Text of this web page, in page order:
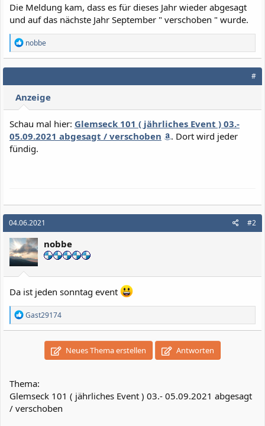
Die Meldung kam, dass es für dieses Jahr wieder abgesagt
und auf das nächste Jahr September " verschoben " wurde.
R
e
a
k
o
n
n
:
nobbe
#
Anzeige
Schau mal hier: Glemseck 101 ( jährliches Event ) 03.-
05.09.2021 abgesagt / verschoben
. Dort wird jeder
fündig.
04.06.2021 #2
nobbe
Da ist jeden sonntag event
R
e
a
n
e
n
:
Gast29174
Neues Thema erstellen Antworten
Thema:
Glemseck 101 ( jährliches Event ) 03.- 05.09.2021 abgesagt
/ verschoben